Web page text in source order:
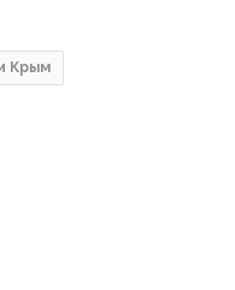
Крым